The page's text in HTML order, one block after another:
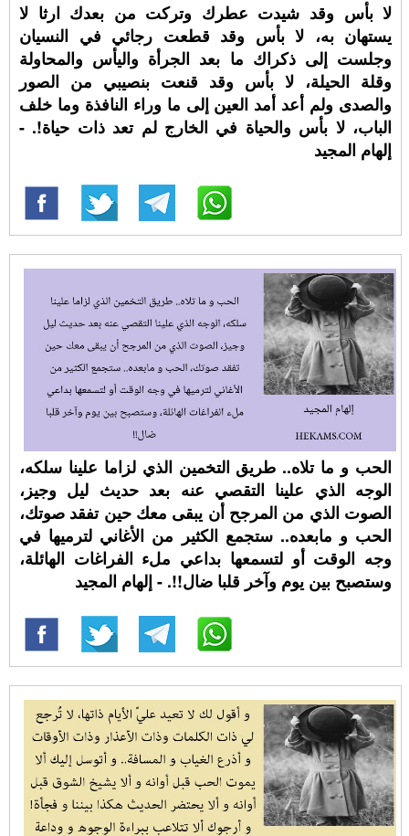
لا بأس وقد شيدت عطرك وتركت من بعدك ارثا لا
يستهان به، لا بأس وقد قطعت رجائي في النسيان
وجلست إلى ذكراك ما بعد الجرأة واليأس والمحاولة
وقلة الحيلة، لا بأس وقد قنعت بنصيبي من الصور
والصدى ولم أعد أمد العين إلى ما وراء النافذة وما خلف
الباب، لا بأس والحياة في الخارج لم تعد ذات حياة!. -
إلهام المجيد
الحب و ما تلاه.. طريق التخمين الذي لزاما علينا سلكه،
الوجه الذي علينا التقصي عنه بعد حديث ليل وجيز،
الصوت الذي من المرجح أن يبقى معك حين تفقد صوتك،
الحب و مابعده.. ستجمع الكثير من الأغاني لترميها في
وجه الوقت أو لتسمعها بداعي ملء الفراغات الهائلة،
وستصبح بين يوم وآخر قلبا ضال!!. - إلهام المجيد